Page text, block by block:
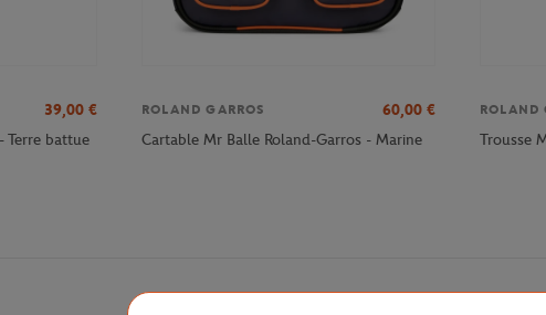
39,00 €
Terre battue
ROLAND GARROS 60,00 €
Cartable Mr Balle Roland-Garros - Marine
ROLAND
Trousse